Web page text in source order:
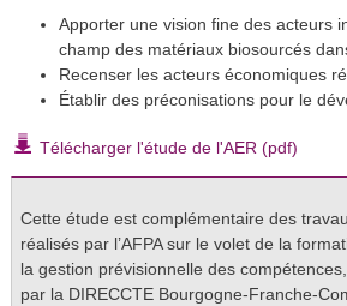
Apporter une vision fine des acteurs
champ des matériaux biosourcés
Recenser les acteurs économiques
Établir des préconisations pour le
Télécharger l'étude de l'AER (pdf)
Cette étude est complémentaire des
réalisés par l’AFPA sur le volet de la
la gestion prévisionnelle des
par la DIRECCTE Bourgogne-Franche-